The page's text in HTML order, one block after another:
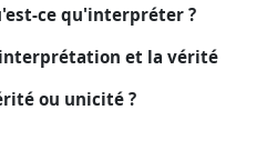
ce qu'interpréter ?
et la vérité
ou unicité ?